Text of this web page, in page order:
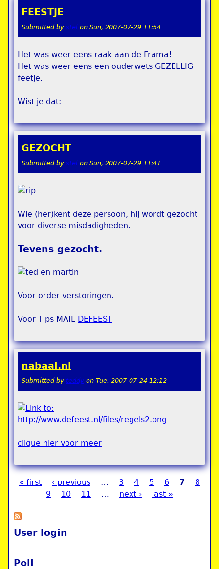
FEESTJE
Submitted by stel on Sun, 2007-07-29 11:54
Het was weer eens raak aan de Frama!
Het was weer eens een ouderwets GEZELLIG
feetje.
Wist je dat:
GEZOCHT
Submitted by stel on Sun, 2007-07-29 11:41
Wie (her)kent deze persoon, hij wordt gezocht
voor diverse misdadigheden.
Tevens gezocht.
Voor order verstoringen.
Voor Tips MAIL DEFEEST
nabaal.nl
Submitted by teddy on Tue, 2007-07-24 12:12
clique hier voor meer
« first ‹ previous … 3 4 5 6 7
8
9
10 11 … next › last »
User login
Poll